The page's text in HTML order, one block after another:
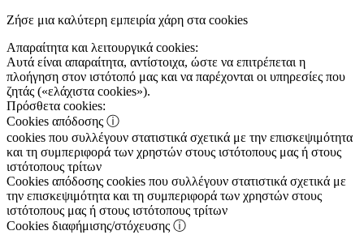
Ζήσε μια καλύτερη εμπειρία χάρη στα cookies
Απαραίτητα και λειτουργικά cookies:
Αυτά είναι απαραίτητα, αντίστοιχα, ώστε να επιτρέπεται η
πλοήγηση στον ιστότοπό μας και να παρέχονται οι υπηρεσίες που
ζητάς («ελάχιστα cookies»).
Πρόσθετα cookies:
Cookies απόδοσης ⓘ
cookies που συλλέγουν στατιστικά σχετικά με την επισκεψιμότητα
και τη συμπεριφορά των χρηστών στους ιστότοπους μας ή στους
ιστότοπους τρίτων
Cookies απόδοσης cookies που συλλέγουν στατιστικά σχετικά με
την επισκεψιμότητα και τη συμπεριφορά των χρηστών στους
ιστότοπους μας ή στους ιστότοπους τρίτων
Cookies διαφήμισης/στόχευσης ⓘ